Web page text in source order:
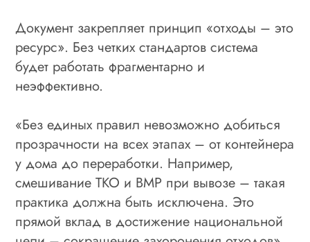
Документ закрепляет принцип «отходы – это
ресурс». Без четких стандартов система
будет работать фрагментарно и
неэффективно.
«Без единых правил невозможно добиться
прозрачности на всех этапах – от контейнера
у дома до переработки. Например,
смешивание ТКО и ВМР при вывозе – такая
практика должна быть исключена. Это
прямой вклад в достижение национальной